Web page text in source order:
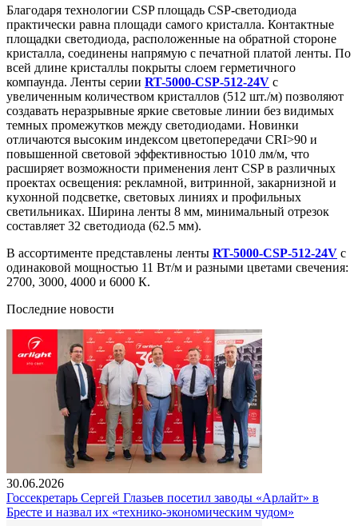
Благодаря технологии CSP площадь CSP-светодиода
практически равна площади самого кристалла. Контактные
площадки светодиода, расположенные на обратной стороне
кристалла, соединены напрямую с печатной платой ленты. По
всей длине кристаллы покрыты слоем герметичного
компаунда. Ленты серии RT-5000-CSP-512-24V с
увеличенным количеством кристаллов (512 шт./м) позволяют
создавать неразрывные яркие световые линии без видимых
темных промежутков между светодиодами. Новинки
отличаются высоким индексом цветопередачи CRI>90 и
повышенной световой эффективностью 1010 лм/м, что
расширяет возможности применения лент CSP в различных
проектах освещения: рекламной, витринной, закарнизной и
кухонной подсветке, световых линиях и профильных
светильниках. Ширина ленты 8 мм, минимальный отрезок
составляет 32 светодиода (62.5 мм).
В ассортименте представлены ленты RT-5000-CSP-512-24V с
одинаковой мощностью 11 Вт/м и разными цветами свечения:
2700, 3000, 4000 и 6000 К.
Последние новости
30.06.2026
Госсекретарь Сергей Глазьев посетил заводы «Арлайт» в
Бресте и назвал их «технико-экономическим чудом»